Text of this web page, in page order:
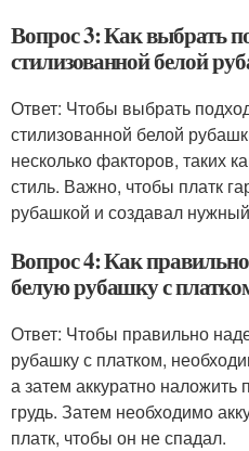
Вопрос 3: Как выбрать
стилизованной белой
Ответ: Чтобы выбрать
стилизованной белой
несколько факторов, таких
стиль. Важно, чтобы платк
рубашкой и создавал
Вопрос 4: Как
белую рубашку с
Ответ: Чтобы правильно
рубашку с платком,
а затем аккуратно
грудь. Затем необходимо
платк, чтобы он не спадал.